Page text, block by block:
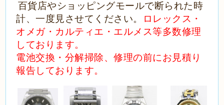
百貨店やショッピングモールで断られた時
計、一度見させてください。
ロレックス・
オメガ・カルティエ・エルメス等多数修理
しております。
電池交換・分解掃除、修理の前にお見積り
報告しております。